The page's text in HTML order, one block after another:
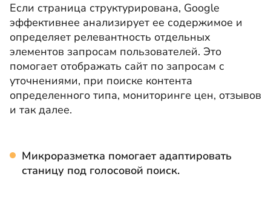
Если страница структурирована, Google
эффективнее анализирует ее содержимое и
определяет релевантность отдельных
элементов запросам пользователей. Это
помогает отображать сайт по запросам с
уточнениями, при поиске контента
определенного типа, мониторинге цен, отзывов
и так далее.
Микроразметка помогает адаптировать
станицу под голосовой поиск.